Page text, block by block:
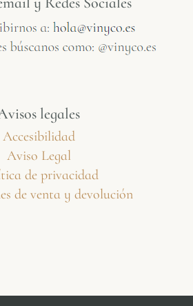
legales
Accesibilidad
Aviso Legal
de privacidad
de venta y devolución